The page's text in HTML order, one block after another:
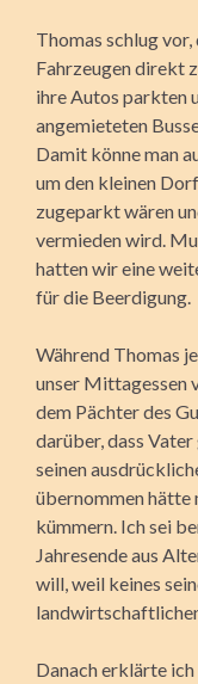
Thomas schlug
Fahrzeugen direkt
ihre Autos parkten
angemieteten
Damit könne man
um den kleinen
zugeparkt wären
vermieden wird.
hatten wir eine
für die Beerdigung.
Während Thomas
unser Mittagessen
dem Pächter des
darüber, dass
seinen
übernommen hätte
kümmern. Ich sei
Jahresende aus
will, weil keines
Danach erklärte